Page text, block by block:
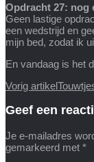
Opdracht 27: nog
Geen lastige
een wedstrijd en
mijn bed, zodat ik
En vandaag is het
Vorig artikel
Geef een
Je e-mailadres
gemarkeerd met *